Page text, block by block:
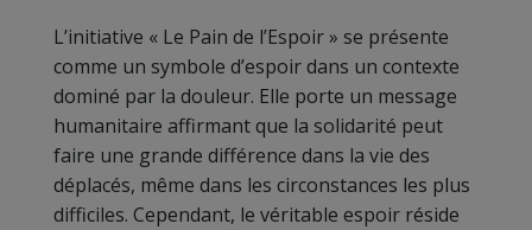
L’initiative « Le Pain de l’Espoir » se présente
comme un symbole d’espoir dans un contexte
dominé par la douleur. Elle porte un message
humanitaire affirmant que la solidarité peut
faire une grande différence dans la vie des
déplacés, même dans les circonstances les plus
difficiles. Cependant, le véritable espoir réside